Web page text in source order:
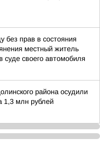
без прав в состояния
местный житель
суде своего автомобиля
района осудили
1,3 млн рублей